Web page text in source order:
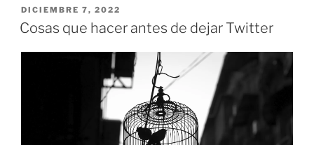
PUBLICADO
EL
DICIEMBRE 7, 2022
Cosas que hacer antes de dejar Twitter